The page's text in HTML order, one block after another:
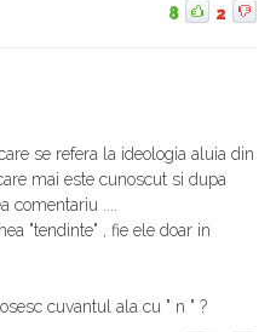
8 2
se refera la ideologia aluia din
mai este cunoscut si dupa
comentariu ....
"tendinte" , fie ele doar in
cuvantul ala cu " n " ?